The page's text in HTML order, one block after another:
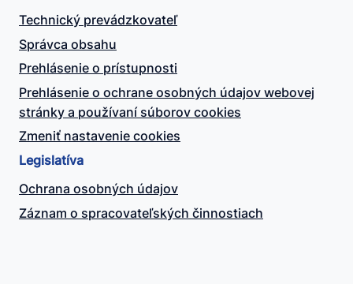
Technický prevádzkovateľ
Správca obsahu
Prehlásenie o prístupnosti
Prehlásenie o ochrane osobných údajov webovej
stránky a používaní súborov cookies
Zmeniť nastavenie cookies
Legislatíva
Ochrana osobných údajov
Záznam o spracovateľských činnostiach